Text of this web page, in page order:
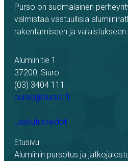
Purso on suomalainen
valmistaa vastuullisia
rakentamiseen ja valaistukseen.
Alumiinitie 1
37200, Siuro
(03) 3404 111
purso@purso.fi
Laskutustiedot
Etusivu
Alumiinin pursotus ja